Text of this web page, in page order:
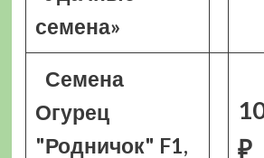
семена»
Семена
Огурец
"Родничок" F1,
₽